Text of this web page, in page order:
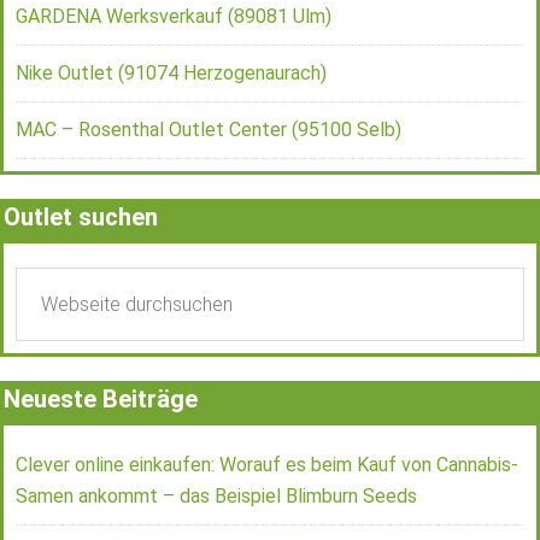
GARDENA Werksverkauf (89081 Ulm)
Nike Outlet (91074 Herzogenaurach)
MAC – Rosenthal Outlet Center (95100 Selb)
Outlet suchen
Neueste Beiträge
Clever online einkaufen: Worauf es beim Kauf von Cannabis-
Samen ankommt – das Beispiel Blimburn Seeds